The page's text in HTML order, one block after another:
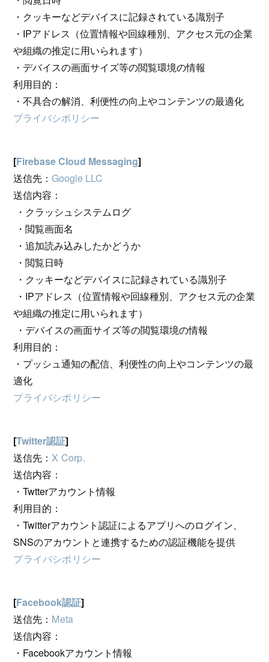
・クッキーなどデバイスに記録されている識別子
・IPアドレス（位置情報や回線種別、アクセス元の企業
や組織の推定に用いられます）
・デバイスの画面サイズ等の閲覧環境の情報
利用目的：
・不具合の解消、利便性の向上やコンテンツの最適化
プライバシポリシー
[Firebase Cloud Messaging]
送信先：Google LLC
送信内容：
・クラッシュシステムログ
・閲覧画面名
・追加読み込みしたかどうか
・閲覧日時
・クッキーなどデバイスに記録されている識別子
・IPアドレス（位置情報や回線種別、アクセス元の企業
や組織の推定に用いられます）
・デバイスの画面サイズ等の閲覧環境の情報
利用目的：
・プッシュ通知の配信、利便性の向上やコンテンツの最
適化
プライバシポリシー
[Twitter認証]
送信先：X Corp.
送信内容：
・Twtterアカウント情報
利用目的：
・Twitterアカウント認証によるアプリへのログイン、
SNSのアカウントと連携するための認証機能を提供
プライバシポリシー
[Facebook認証]
送信先： Meta
送信内容：
・Facebookアカウント情報